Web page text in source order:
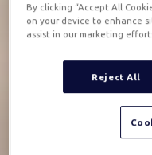
By clicking “Accept All
on your device to enhance
assist in our marketing
Reject All